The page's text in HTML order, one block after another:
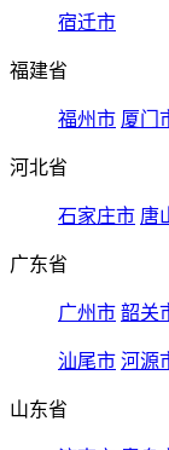
宿迁市
福建省
福州市 厦门
河北省
石家庄市 唐
广东省
广州市 韶关
汕尾市 河源
山东省